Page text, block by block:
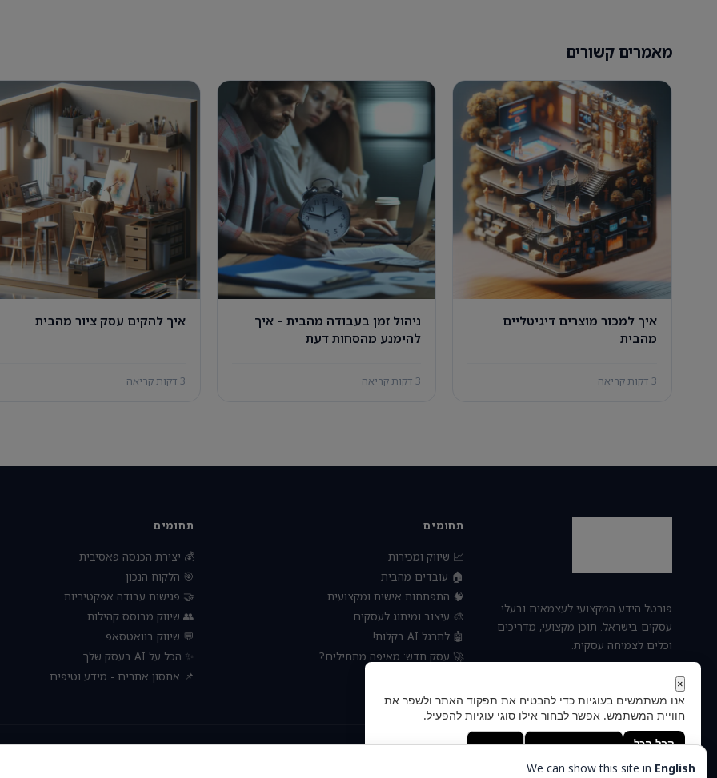
מאמרים קשורים
איך למכור מוצרים דיגיטליים
מהבית
3 דקות קריאה
ניהול זמן בעבודה מהבית – איך
להימנע מהסחות דעת
3 דקות קריאה
איך להקים עסק ציור מהבית
3 דקות קריאה
פורטל הידע המקצועי לעצמאים ובעלי
עסקים בישראל. תוכן מקצועי, מדריכים
וכלים לצמיחה עסקית.
תחומים
📈 שיווק ומכירות
🏠 עובדים מהבית
🧠 התפתחות אישית ומקצועית
🎨 עיצוב ומיתוג לעסקים
🤖 לתרגל AI בקלות!
🚀 עסק חדש: מאיפה מתחילים?
תחומים
💰 יצירת הכנסה פאסיבית
🎯 הלקוח הנכון
🤝 פגישות עבודה אפקטיביות
👥 שיווק מבוסס קהילות
💬 שיווק בוואטסאפ
✨ הכל על AI בעסק שלך
📌 אחסון אתרים - מידע וטיפים
הוקם ומקודם ע"י:צימטים
×
אנו משתמשים בעוגיות כדי להבטיח את תפקוד האתר ולשפר את
חוויית המשתמש. אפשר לבחור אילו סוגי עוגיות להפעיל.
קבל הכל הסר לא הכרחיות העדפות
מדיניות הפרטיותWe can show this site in English
.